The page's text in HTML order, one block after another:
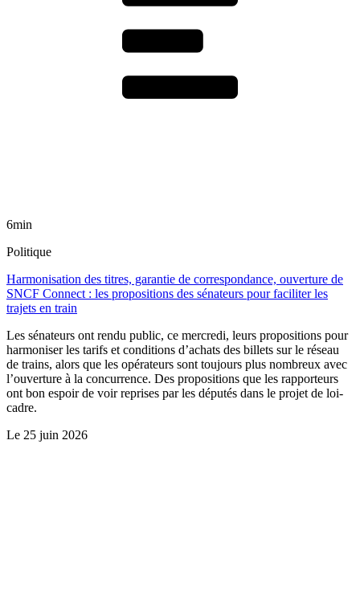
6min
Politique
Harmonisation des titres, garantie de correspondance, ouverture de
SNCF Connect : les propositions des sénateurs pour faciliter les
trajets en train
Les sénateurs ont rendu public, ce mercredi, leurs propositions pour
harmoniser les tarifs et conditions d’achats des billets sur le réseau
de trains, alors que les opérateurs sont toujours plus nombreux avec
l’ouverture à la concurrence. Des propositions que les rapporteurs
ont bon espoir de voir reprises par les députés dans le projet de loi-
cadre.
Le 25 juin 2026